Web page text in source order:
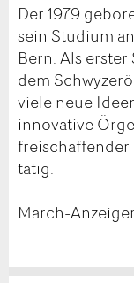
Der 1979
sein Studium
Bern. Als
dem
viele neue
innovative
freischaffender
tätig.
March-